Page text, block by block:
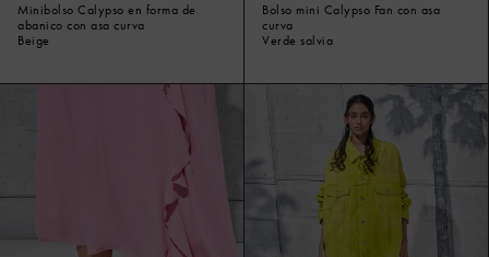
Minibolso Calypso en forma de
abanico con asa curva
Beige
Bolso mini Calypso Fan con asa
curva
Verde salvia